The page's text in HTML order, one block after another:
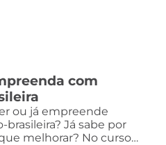
com
ou já empreende
brasileira? Já sabe por
melhorar? No curso…